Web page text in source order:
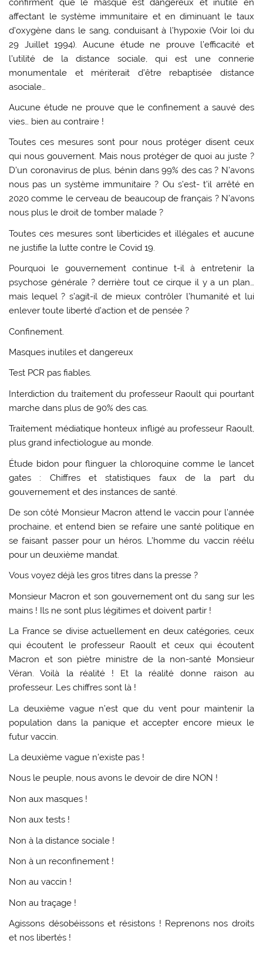
confirment que le masque est dangereux et inutile en
affectant le système immunitaire et en diminuant le taux
d’oxygène dans le sang, conduisant à l’hypoxie (Voir loi du
29 Juillet 1994). Aucune étude ne prouve l’efficacité et
l’utilité de la distance sociale, qui est une connerie
monumentale et mériterait d’être rebaptisée distance
asociale…
Aucune étude ne prouve que le confinement a sauvé des
vies… bien au contraire !
Toutes ces mesures sont pour nous protéger disent ceux
qui nous gouvernent. Mais nous protéger de quoi au juste ?
D’un coronavirus de plus, bénin dans 99% des cas ? N’avons
nous pas un système immunitaire ? Ou s’est- t’il arrêté en
2020 comme le cerveau de beaucoup de français ? N’avons
nous plus le droit de tomber malade ?
Toutes ces mesures sont liberticides et illégales et aucune
ne justifie la lutte contre le Covid 19.
Pourquoi le gouvernement continue t-il à entretenir la
psychose générale ? derrière tout ce cirque il y a un plan…
mais lequel ? s’agit-il de mieux contrôler l’humanité et lui
enlever toute liberté d’action et de pensée ?
Confinement.
Masques inutiles et dangereux
Test PCR pas fiables.
Interdiction du traitement du professeur Raoult qui pourtant
marche dans plus de 90% des cas.
Traitement médiatique honteux infligé au professeur Raoult,
plus grand infectiologue au monde.
Étude bidon pour flinguer la chloroquine comme le lancet
gates : Chiffres et statistiques faux de la part du
gouvernement et des instances de santé.
De son côté Monsieur Macron attend le vaccin pour l’année
prochaine, et entend bien se refaire une santé politique en
se faisant passer pour un héros. L’homme du vaccin réélu
pour un deuxième mandat.
Vous voyez déjà les gros titres dans la presse ?
Monsieur Macron et son gouvernement ont du sang sur les
mains ! Ils ne sont plus légitimes et doivent partir !
La France se divise actuellement en deux catégories, ceux
qui écoutent le professeur Raoult et ceux qui écoutent
Macron et son piètre ministre de la non-santé Monsieur
Véran. Voilà la réalité ! Et la réalité donne raison au
professeur. Les chiffres sont là !
La deuxième vague n’est que du vent pour maintenir la
population dans la panique et accepter encore mieux le
futur vaccin.
La deuxième vague n’existe pas !
Nous le peuple, nous avons le devoir de dire NON !
Non aux masques !
Non aux tests !
Non à la distance sociale !
Non à un reconfinement !
Non au vaccin !
Non au traçage !
Agissons désobéissons et résistons ! Reprenons nos droits
et nos libertés !